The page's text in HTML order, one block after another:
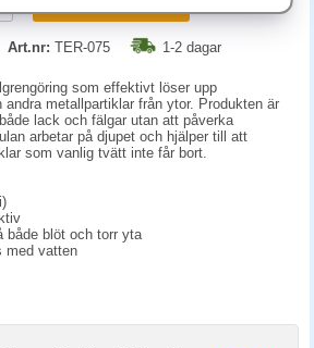
Art.nr: TER-075 1-2 dagar
som effektivt löser upp
metallpartiklar från ytor. Produkten är
lack och fälgar utan att påverka
arbetar på djupet och hjälper till att
som vanlig tvätt inte får bort.
både blöt och torr yta
med vatten